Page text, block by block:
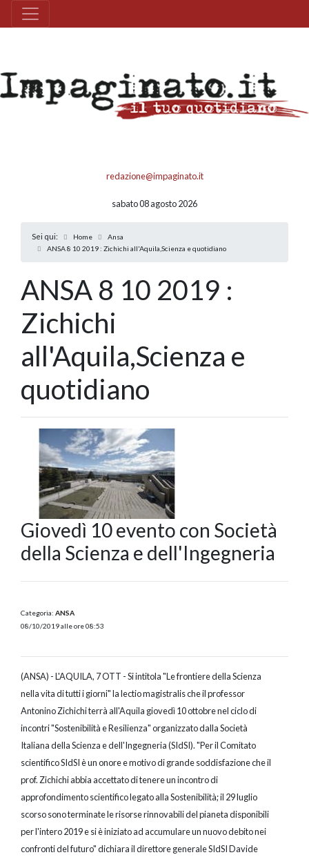
redazione@impaginato.it
sabato 08 agosto 2026
Sei qui: Home
Ansa
ANSA 8 10 2019 : Zichichi all'Aquila,Scienza e quotidiano
ANSA 8 10 2019 :
Zichichi
all'Aquila,Scienza e
quotidiano
Giovedì 10 evento con Società
della Scienza e dell'Ingegneria
Categoria: ANSA
08/10/2019 alle ore 08:53
(ANSA) - L'AQUILA, 7 OTT - Si intitola "Le frontiere della Scienza
nella vita di tutti i giorni" la lectio magistralis che il professor
Antonino Zichichi terrà all'Aquila giovedì 10 ottobre nel ciclo di
incontri "Sostenibilità e Resilienza" organizzato dalla Società
Italiana della Scienza e dell'Ingegneria (SIdSI). "Per il Comitato
scientifico SIdSI è un onore e motivo di grande soddisfazione che il
prof. Zichichi abbia accettato di tenere un incontro di
approfondimento scientifico legato alla Sostenibilità; il 29 luglio
scorso sono terminate le risorse rinnovabili del pianeta disponibili
per l'intero 2019 e si è iniziato ad accumulare un nuovo debito nei
confronti del futuro" dichiara il direttore generale SIdSI Davide